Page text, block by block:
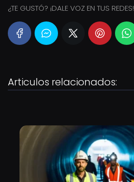
¿TE GUSTÓ? ¡DALE VOZ EN TUS REDES!
Articulos relacionados: